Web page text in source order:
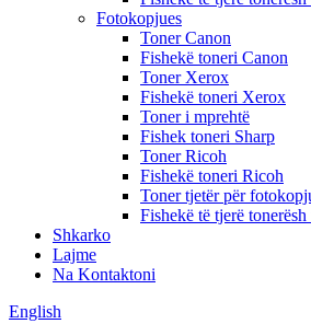
Fotokopjues
Toner Canon
Fishekë toneri Canon
Toner Xerox
Fishekë toneri Xerox
Toner i mprehtë
Fishek toneri Sharp
Toner Ricoh
Fishekë toneri Ricoh
Toner tjetër për
Fishekë të tjerë
Shkarko
Lajme
Na Kontaktoni
English